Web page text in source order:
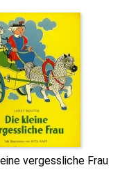
vergessliche Frau